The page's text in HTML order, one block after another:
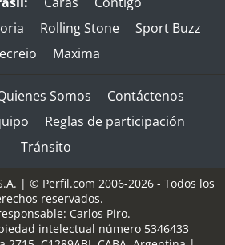
Rolling Stone
Sport Buzz
Maxima
Somos
Contáctenos
Reglas de participación
Tránsito
| © Perfil.com 2006-2026 - Todos los
reservados.
Carlos Piro.
intelectual número 5346433